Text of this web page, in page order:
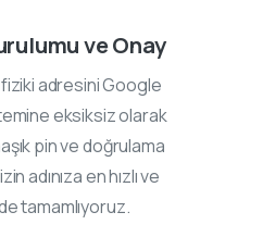
ve Onay
adresini Google
eksiksiz olarak
pin ve doğrulama
adınıza en hızlı ve
tamamlıyoruz.